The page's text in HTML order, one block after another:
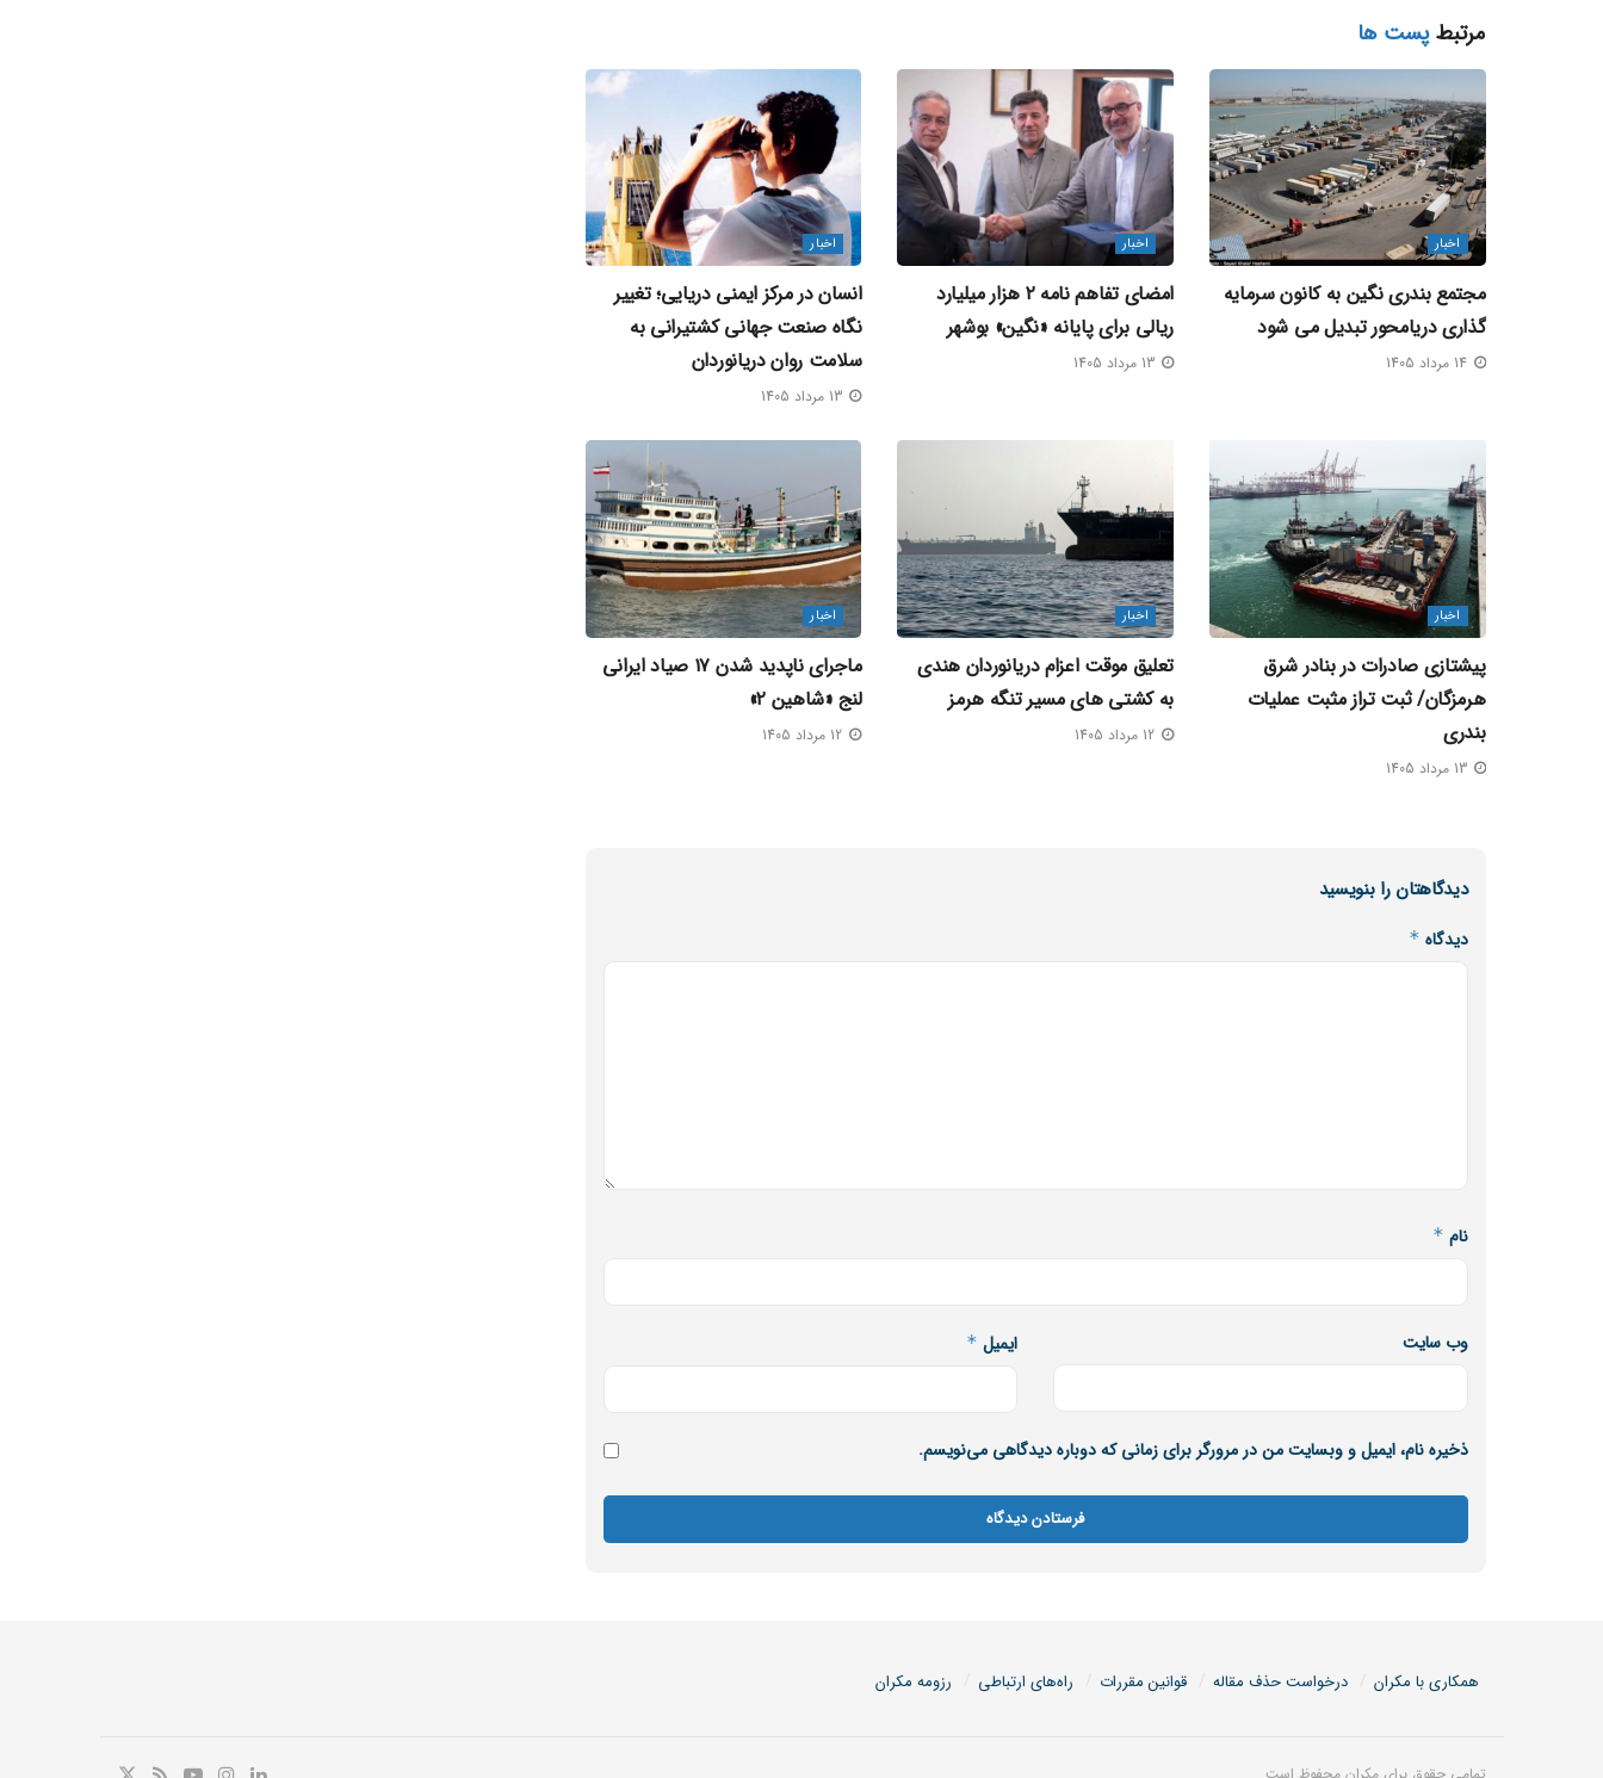
مرتبطپست ها
اخبار
مجتمع بندری نگین به کانون سرمایه‌
گذاری دریامحور تبدیل می‌ شود
14 مرداد 1405
اخبار
امضای تفاهم‌ نامه ۲ هزار میلیارد
ریالی برای پایانه «نگین» بوشهر
13 مرداد 1405
اخبار
انسان در مرکز ایمنی دریایی؛ تغییر
نگاه صنعت جهانی کشتیرانی به
سلامت روان دریانوردان
اخبار
پیشتازی صادرات در بنادر شرق
هرمزگان/ ثبت تراز مثبت عملیات
بندری
13 مرداد 1405
اخبار
تعلیق موقت اعزام دریانوردان هندی
به کشتی‌ های مسیر تنگه هرمز
12 مرداد 1405
اخبار
ماجرای ناپدید شدن ۱۷ صیاد ایرانی
لنج «شاهین ۲»
دیدگاهتان را بنویسید
دیدگاه *
نام *
ایمیل * وب‌ سایت
ذخیره نام، ایمیل و وبسایت من در مرورگر برای زمانی که دوباره دیدگاهی می‌نویسم.
همکاری با مکران درخواست حذف مقاله قوانین مقررات راه‌های ارتباطی رزومه مکران